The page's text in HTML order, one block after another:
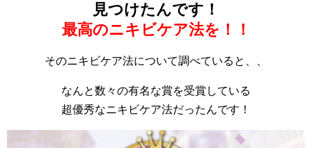
見つけたんです！
最高のニキビケア法を！！
そのニキビケア法について調べていると、、
なんと数々の有名な賞を受賞している
超優秀なニキビケア法だったんです！